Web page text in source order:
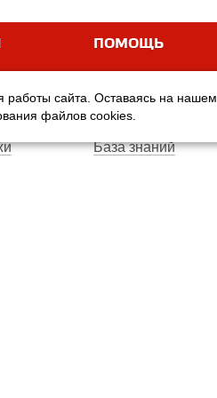
ПОМОЩЬ
Услуги
База знаний
сайта. Оставаясь на нашем
файлов cookies.